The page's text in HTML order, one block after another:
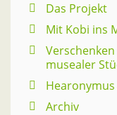
Das Projekt
Mit Kobi ins
musealer
Archiv